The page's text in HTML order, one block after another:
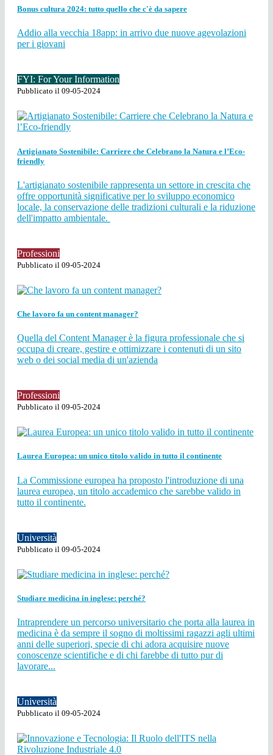
Bonus cultura 2024: tutto quello che c'è da sapere
Addio alla vecchia 18app: in arrivo due nuove agevolazioni
per i giovani
FYI: For Your Information
Pubblicato il 09-05-2024
Artigianato Sostenibile: Carriere che Celebrano la Natura e l’Eco-
friendly
L'artigianato sostenibile rappresenta un settore in crescita che
offre opportunità significative per lo sviluppo economico
locale, la conservazione delle tradizioni culturali e la riduzione
dell'impatto ambientale.
Professioni
Pubblicato il 09-05-2024
Che lavoro fa un content manager?
Quella del Content Manager è la figura professionale che si
occupa di creare, gestire e ottimizzare i contenuti di un sito
web o dei social media di un'azienda
Professioni
Pubblicato il 09-05-2024
Laurea Europea: un unico titolo valido in tutto il continente
La Commissione europea ha proposto l'introduzione di una
laurea europea, un titolo accademico che sarebbe valido in
tutto il continente.
Università
Pubblicato il 09-05-2024
Studiare medicina in inglese: perché?
Intraprendere un percorso universitario che porta alla laurea in
medicina è da sempre il sogno di moltissimi ragazzi agli ultimi
anni delle superiori, specie di chi adora acquisire nuove
conoscenze scientifiche e di chi farebbe di tutto pur di
lavorare...
Università
Pubblicato il 09-05-2024